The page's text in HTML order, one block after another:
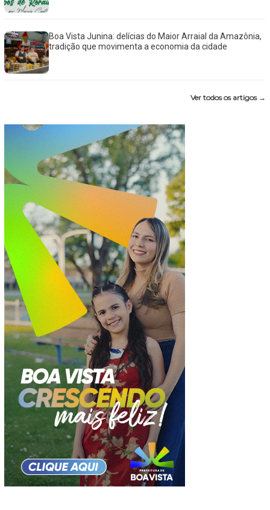
Boa Vista Junina: delícias do Maior Arraial da Amazônia,
tradição que movimenta a economia da cidade
Ver todos os artigos →